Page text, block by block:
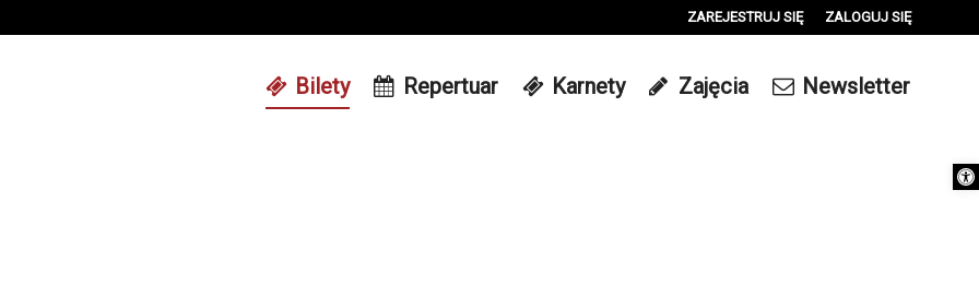
ZAREJESTRUJ SIĘ ZALOGUJ SIĘ
14
Bilety Repertuar Karnety Zajęcia Newsletter